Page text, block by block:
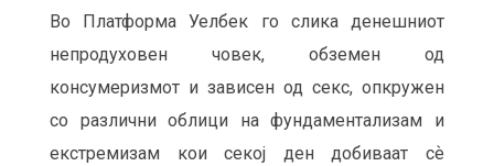
Во Платформа Уелбек го слика денешниот
непродуховен човек, обземен од
консумеризмот и зависен од секс, опкружен
со различни облици на фундаментализам и
екстремизам кои секој ден добиваат сѐ